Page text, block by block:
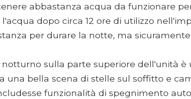
abbastanza acqua da funzionare
dopo circa 12 ore di utilizzo
per durare la notte, ma
sulla parte superiore dell'unità è
una bella scena di stelle sul soffitto e
funzionalità di spegnimento